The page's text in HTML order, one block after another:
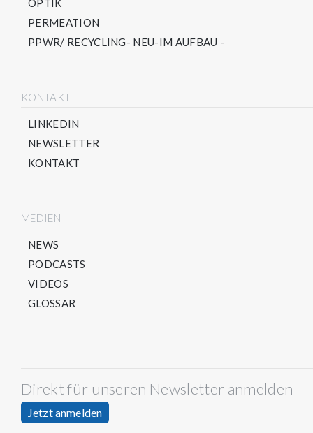
OPTIK
PERMEATION
PPWR/ RECYCLING- NEU-IM AUFBAU -
KONTAKT
LINKEDIN
NEWSLETTER
KONTAKT
MEDIEN
NEWS
PODCASTS
VIDEOS
GLOSSAR
Direkt für unseren Newsletter anmelden
Jetzt anmelden